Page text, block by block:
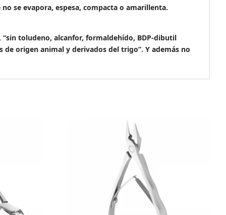
se evapora, espesa, compacta o amarillenta.
-, “sin toludeno, alcanfor, formaldehído, BDP-dibutil
origen animal y derivados del trigo”. Y además no